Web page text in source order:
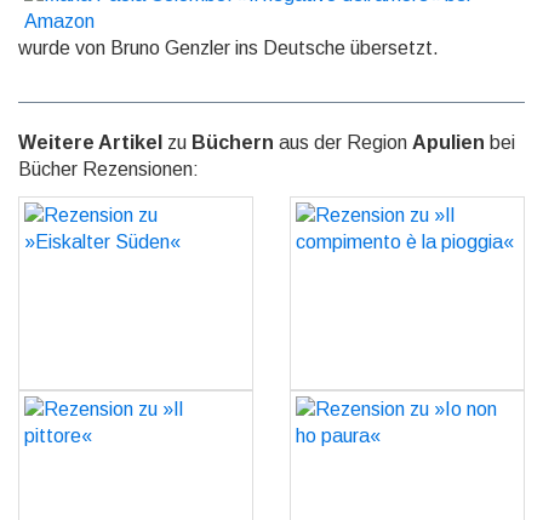
wurde von Bruno Genzler ins Deutsche übersetzt.
Weitere Artikel zu Büchern aus der Region Apulien bei
Bücher Rezensionen:
Rezension zu »Eiskalter
Süden«
Rezension zu »Il
compimento è la pioggia«
Rezension zu »Il pittore«
Rezension zu »Io non ho
paura«